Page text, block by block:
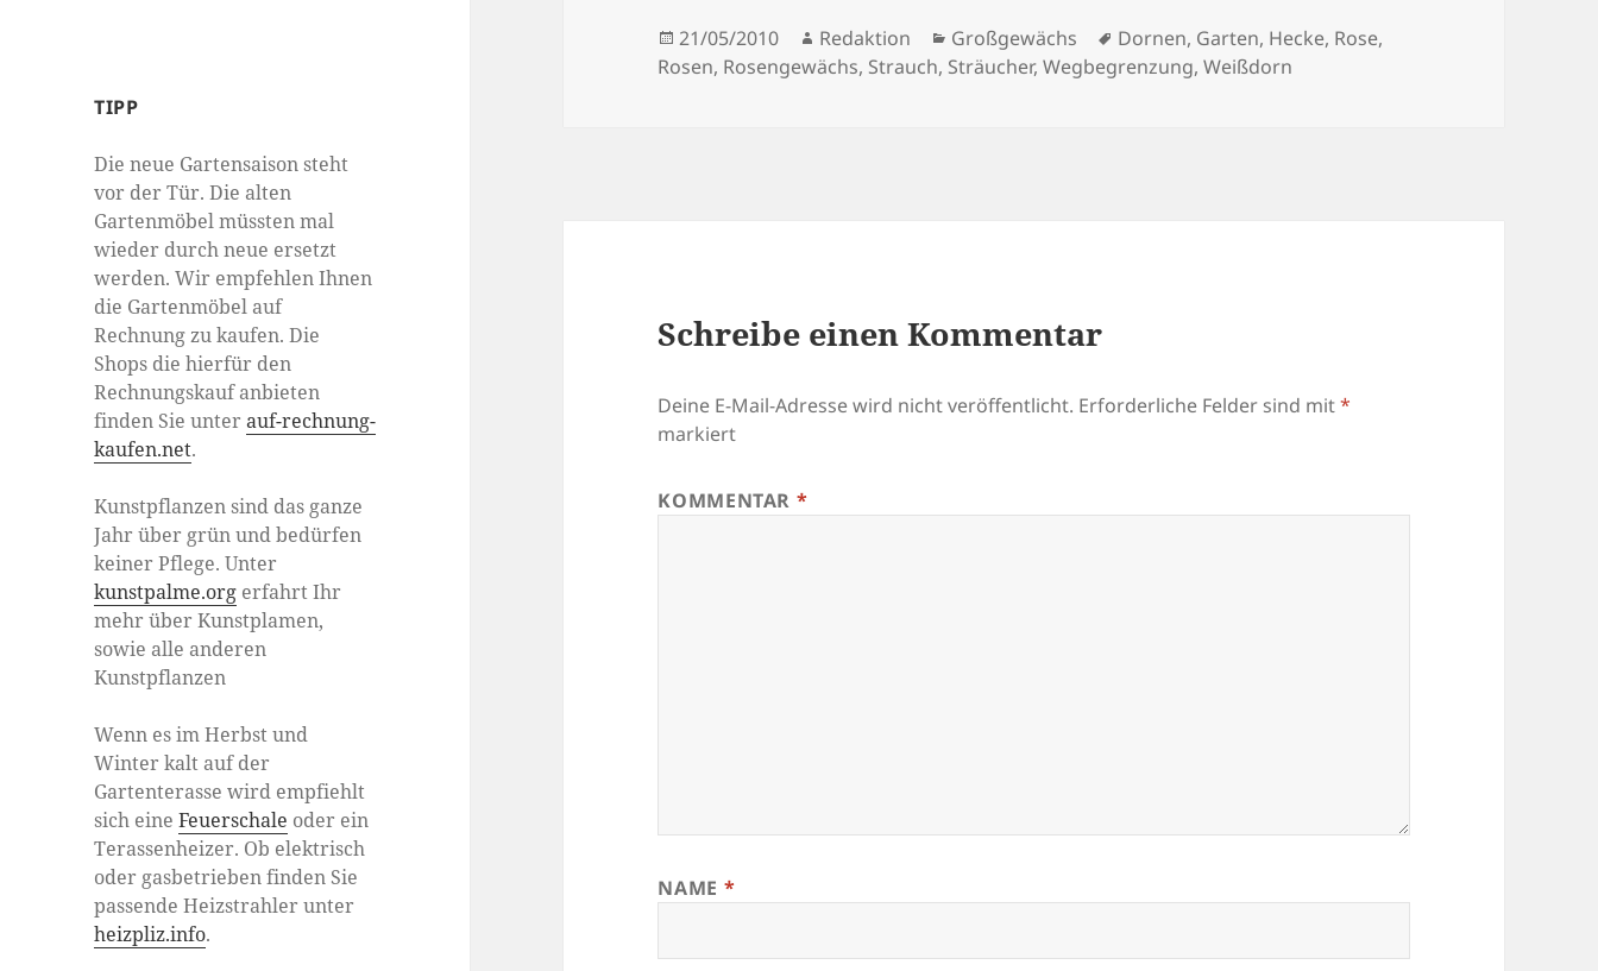
TIPP
Die neue Gartensaison steht
vor der Tür. Die alten
Gartenmöbel müssten mal
wieder durch neue ersetzt
werden. Wir empfehlen Ihnen
die Gartenmöbel auf
Rechnung zu kaufen. Die
Shops die hierfür den
Rechnungskauf anbieten
finden Sie unterauf-rechnung-
kaufen.net.
Kunstpflanzen sind das ganze
Jahr über grün und bedürfen
keiner Pflege. Unter
kunstpalme.org erfahrt Ihr
mehr über Kunstplamen,
sowie alle anderen
Kunstpflanzen
Wenn es im Herbst und
Winter kalt auf der
Gartenterasse wird empfiehlt
sich eineFeuerschale oder ein
Terassenheizer. Ob elektrisch
oder gasbetrieben finden Sie
passende Heizstrahler unter
heizpliz.info.
Veröffentlicht
am
21/05/2010 Autor
Redaktion Kategorien
Großgewächs Schlagwörter
Dornen, Garten, Hecke, Rose,
Rosen, Rosengewächs, Strauch, Sträucher,Wegbegrenzung,Weißdorn
Schreibe einen Kommentar
Deine E-Mail-Adresse wird nicht veröffentlicht. Erforderliche Felder sind mit*
markiert
KOMMENTAR *
NAME *